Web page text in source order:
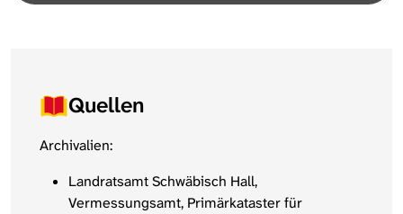
Quellen
Archivalien:
Landratsamt Schwäbisch Hall,
Vermessungsamt, Primärkataster für